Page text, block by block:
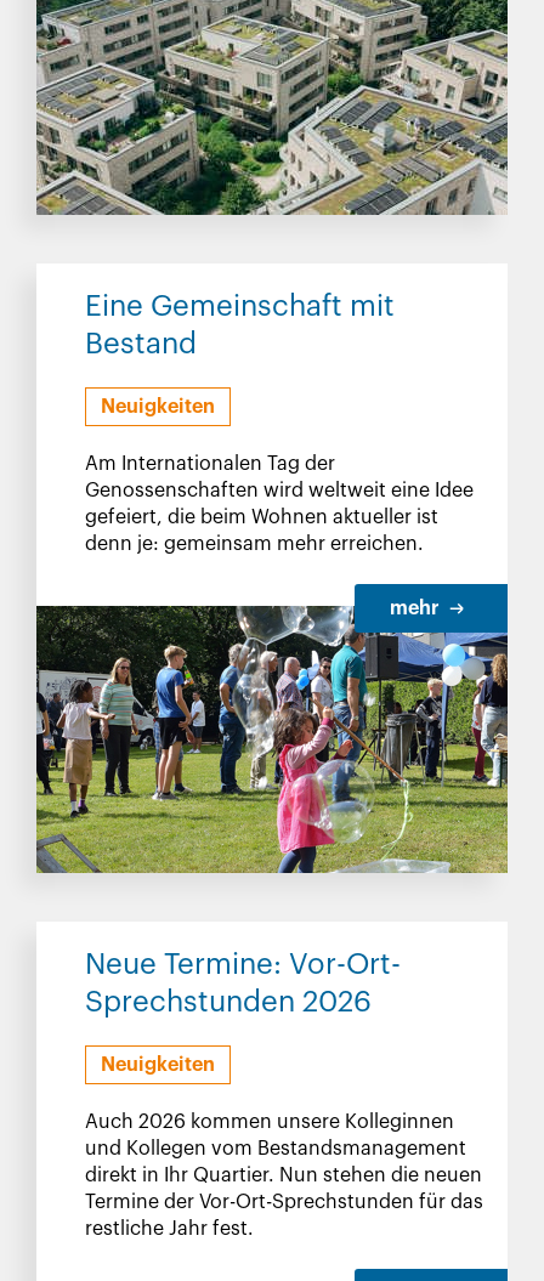
Eine Gemeinschaft mit
Bestand
Neuigkeiten
Am Internationalen Tag der
Genossenschaften wird weltweit eine Idee
gefeiert, die beim Wohnen aktueller ist
denn je: gemeinsam mehr erreichen.
mehr
Neue Termine: Vor-Ort-
Sprechstunden 2026
Neuigkeiten
Auch 2026 kommen unsere Kolleginnen
und Kollegen vom Bestandsmanagement
direkt in Ihr Quartier. Nun stehen die neuen
Termine der Vor-Ort-Sprechstunden für das
restliche Jahr fest.